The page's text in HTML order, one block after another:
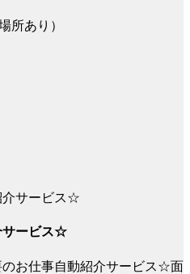
所あり）
サービス☆
お仕事自動紹介サービス☆面